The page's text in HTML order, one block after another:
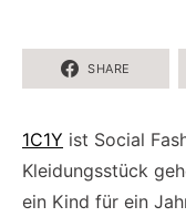
SHARE
1C1Y ist Social
Kleidungsstück
ein Kind für ein